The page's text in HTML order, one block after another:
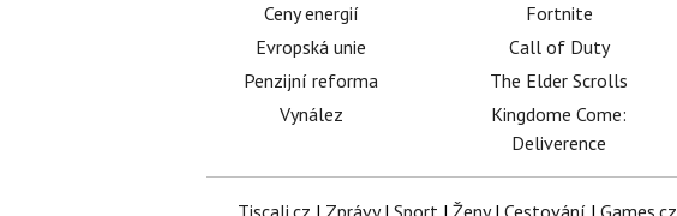
Ceny energií
Evropská unie
Penzijní reforma
Vynález
Fortnite
Call of Duty
The Elder Scrolls
Kingdome Come:
Deliverence